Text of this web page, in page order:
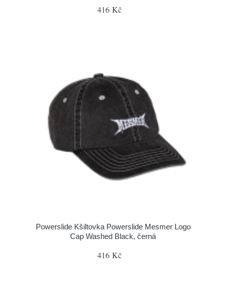
416 Kč
Powerslide Kšiltovka Powerslide Mesmer Logo
Cap Washed Black, černá
416 Kč